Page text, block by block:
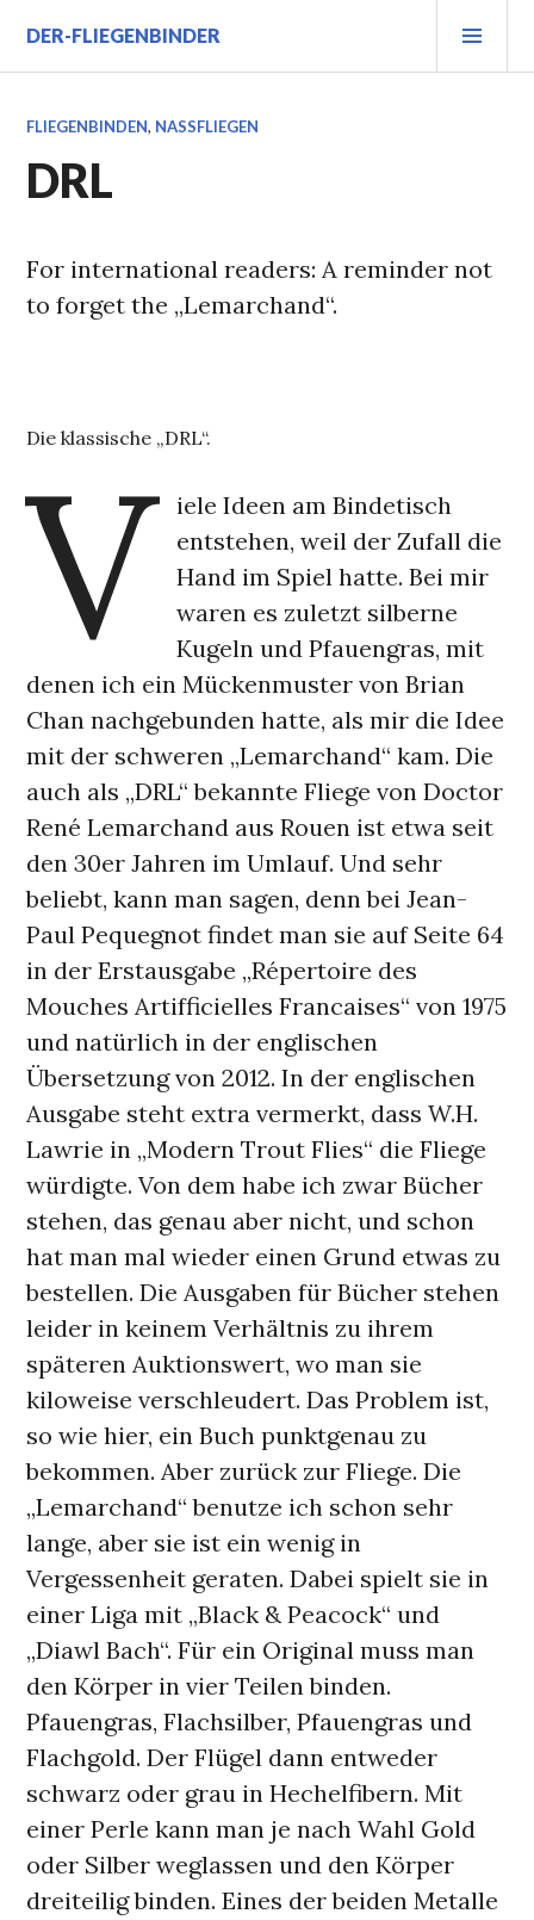
Inhalt
springen
DER-FLIEGENBINDER
FLIEGENBINDEN, NASSFLIEGEN
DRL
For international readers: A reminder not
to forget the „Lemarchand“.
Die klassische „DRL“.
V
iele Ideen am Bindetisch
entstehen, weil der Zufall die
Hand im Spiel hatte. Bei mir
waren es zuletzt silberne
Kugeln und Pfauengras, mit
denen ich ein Mückenmuster von Brian
Chan nachgebunden hatte, als mir die Idee
mit der schweren „Lemarchand“ kam. Die
auch als „DRL“ bekannte Fliege von Doctor
René Lemarchand aus Rouen ist etwa seit
den 30er Jahren im Umlauf. Und sehr
beliebt, kann man sagen, denn bei Jean-
Paul Pequegnot findet man sie auf Seite 64
in der Erstausgabe „Répertoire des
Mouches Artifficielles Francaises“ von 1975
und natürlich in der englischen
Übersetzung von 2012. In der englischen
Ausgabe steht extra vermerkt, dass W.H.
Lawrie in „Modern Trout Flies“ die Fliege
würdigte. Von dem habe ich zwar Bücher
stehen, das genau aber nicht, und schon
hat man mal wieder einen Grund etwas zu
bestellen. Die Ausgaben für Bücher stehen
leider in keinem Verhältnis zu ihrem
späteren Auktionswert, wo man sie
kiloweise verschleudert. Das Problem ist,
so wie hier, ein Buch punktgenau zu
bekommen. Aber zurück zur Fliege. Die
„Lemarchand“ benutze ich schon sehr
lange, aber sie ist ein wenig in
Vergessenheit geraten. Dabei spielt sie in
einer Liga mit „Black & Peacock“ und
„Diawl Bach“. Für ein Original muss man
den Körper in vier Teilen binden.
Pfauengras, Flachsilber, Pfauengras und
Flachgold. Der Flügel dann entweder
schwarz oder grau in Hechelfibern. Mit
einer Perle kann man je nach Wahl Gold
oder Silber weglassen und den Körper
dreiteilig binden. Eines der beiden Metalle